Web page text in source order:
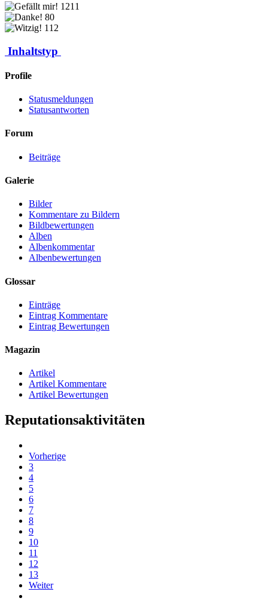
1211
80
112
Inhaltstyp
Profile
Statusmeldungen
Statusantworten
Forum
Beiträge
Galerie
Bilder
Kommentare zu Bildern
Bildbewertungen
Alben
Albenkommentar
Albenbewertungen
Glossar
Einträge
Eintrag Kommentare
Eintrag Bewertungen
Magazin
Artikel
Artikel Kommentare
Artikel Bewertungen
Reputationsaktivitäten
Vorherige
3
4
5
6
7
8
9
10
11
12
13
Weiter